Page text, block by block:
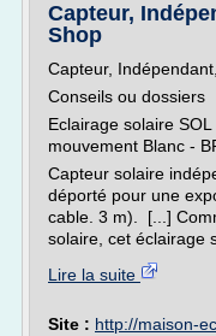
Capteur,
Shop
Capteur,
Conseils ou dossiers
Eclairage solaire
mouvement Blanc -
Capteur solaire
déporté pour une
cable. 3 m). [...]
solaire, cet éclairage
Lire la suite
Site : http://maison-